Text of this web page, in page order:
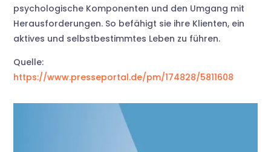
psychologische Komponenten und den Umgang mit
Herausforderungen. So befähigt sie ihre Klienten, ein
aktives und selbstbestimmtes Leben zu führen.
Quelle:
https://www.presseportal.de/pm/174828/5811608